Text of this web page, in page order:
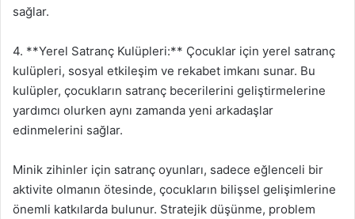
sağlar.
4. **Yerel Satranç Kulüpleri:** Çocuklar için yerel satranç
kulüpleri, sosyal etkileşim ve rekabet imkanı sunar. Bu
kulüpler, çocukların satranç becerilerini geliştirmelerine
yardımcı olurken aynı zamanda yeni arkadaşlar
edinmelerini sağlar.
Minik zihinler için satranç oyunları, sadece eğlenceli bir
aktivite olmanın ötesinde, çocukların bilişsel gelişimlerine
önemli katkılarda bulunur. Stratejik düşünme, problem